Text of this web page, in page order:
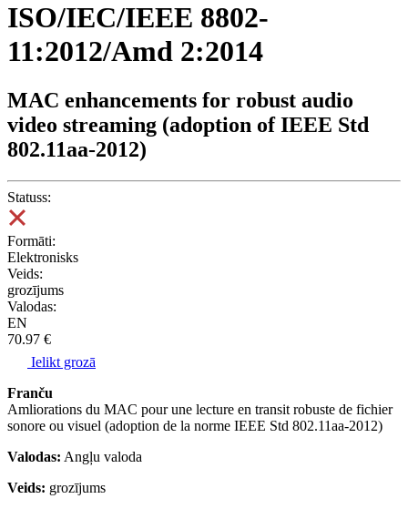
ISO/IEC/IEEE 8802-
11:2012/Amd 2:2014
MAC enhancements for robust audio
video streaming (adoption of IEEE Std
802.11aa-2012)
Statuss:
Formāti:
Elektronisks
Veids:
grozījums
Valodas:
EN
70.97 €
Ielikt grozā
Franču
Amliorations du MAC pour une lecture en transit robuste de fichier
sonore ou visuel (adoption de la norme IEEE Std 802.11aa-2012)
Valodas: Angļu valoda
Veids: grozījums